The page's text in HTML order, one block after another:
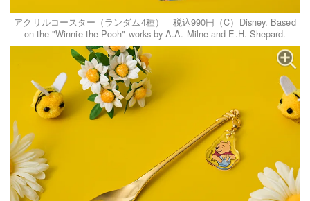
アクリルコースター（ランダム4種） 税込990円（C）Disney. Based
on the "Winnie the Pooh" works by A.A. Milne and E.H. Shepard.